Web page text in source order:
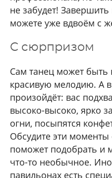
не забудет!
можете уже вдвоём с
С сюрпризом
Сам танец может быть
красивую мелодию. А
произойдёт: вас
высоко-высоко, ярко
огни, посыпятся
Обсудите эти
поможет подобрать и
что-то необычное.
павильонах есть